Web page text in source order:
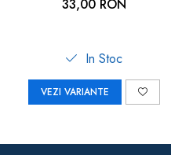
33,00 RON
In Stoc
VEZI VARIANTE